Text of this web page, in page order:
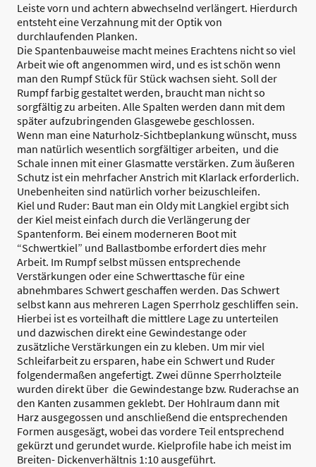
Leiste vorn und achtern abwechselnd verlängert. Hierdurch
entsteht eine Verzahnung mit der Optik von
durchlaufenden Planken.
Die Spantenbauweise macht meines Erachtens nicht so viel
Arbeit wie oft angenommen wird, und es ist schön wenn
man den Rumpf Stück für Stück wachsen sieht. Soll der
Rumpf farbig gestaltet werden, braucht man nicht so
sorgfältig zu arbeiten. Alle Spalten werden dann mit dem
später aufzubringenden Glasgewebe geschlossen.
Wenn man eine Naturholz-Sichtbeplankung wünscht, muss
man natürlich wesentlich sorgfältiger arbeiten, und die
Schale innen mit einer Glasmatte verstärken. Zum äußeren
Schutz ist ein mehrfacher Anstrich mit Klarlack erforderlich.
Unebenheiten sind natürlich vorher beizuschleifen.
Kiel und Ruder: Baut man ein Oldy mit Langkiel ergibt sich
der Kiel meist einfach durch die Verlängerung der
Spantenform. Bei einem moderneren Boot mit
“Schwertkiel” und Ballastbombe erfordert dies mehr
Arbeit. Im Rumpf selbst müssen entsprechende
Verstärkungen oder eine Schwerttasche für eine
abnehmbares Schwert geschaffen werden. Das Schwert
selbst kann aus mehreren Lagen Sperrholz geschliffen sein.
Hierbei ist es vorteilhaft die mittlere Lage zu unterteilen
und dazwischen direkt eine Gewindestange oder
zusätzliche Verstärkungen ein zu kleben. Um mir viel
Schleifarbeit zu ersparen, habe ein Schwert und Ruder
folgendermaßen angefertigt. Zwei dünne Sperrholzteile
wurden direkt über die Gewindestange bzw. Ruderachse an
den Kanten zusammen geklebt. Der Hohlraum dann mit
Harz ausgegossen und anschließend die entsprechenden
Formen ausgesägt, wobei das vordere Teil entsprechend
gekürzt und gerundet wurde. Kielprofile habe ich meist im
Breiten- Dickenverhältnis 1:10 ausgeführt.